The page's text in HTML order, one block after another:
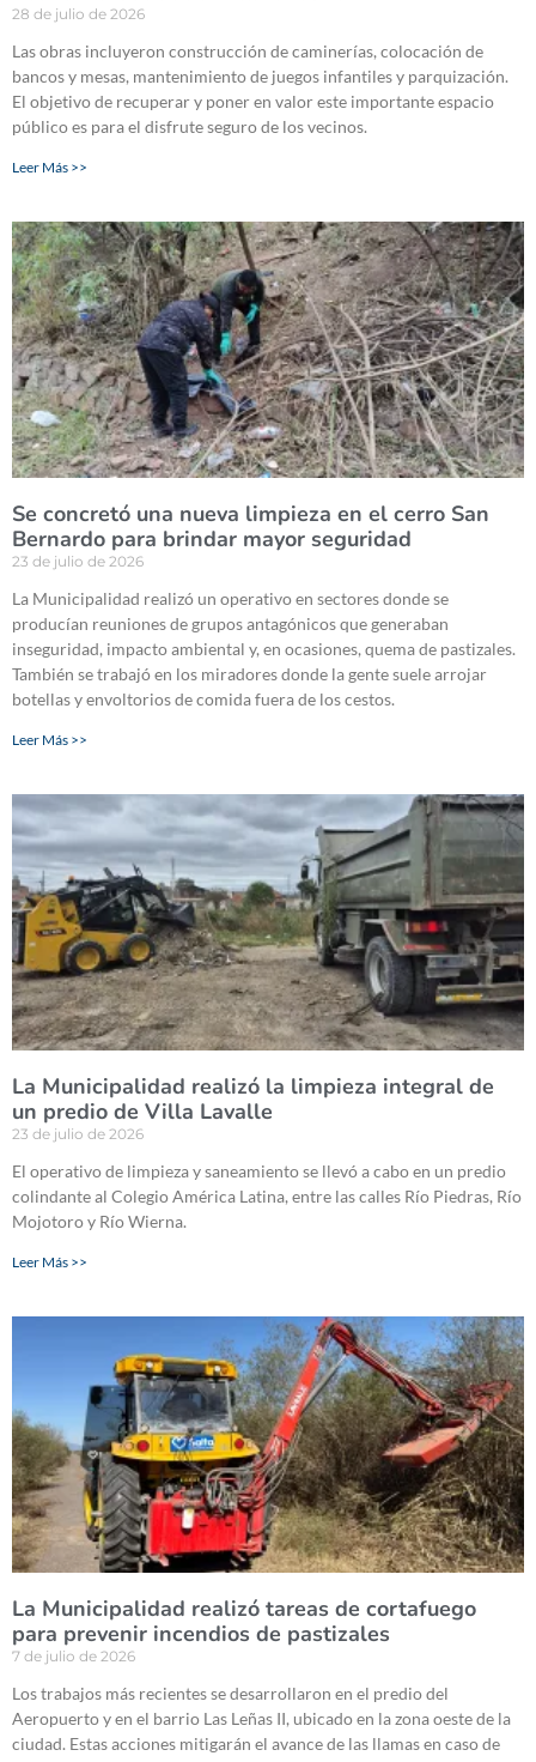
28 de julio de 2026
Las obras incluyeron construcción de caminerías, colocación de
bancos y mesas, mantenimiento de juegos infantiles y parquización.
El objetivo de recuperar y poner en valor este importante espacio
público es para el disfrute seguro de los vecinos.
Leer Más >>
Se concretó una nueva limpieza en el cerro San
Bernardo para brindar mayor seguridad
23 de julio de 2026
La Municipalidad realizó un operativo en sectores donde se
producían reuniones de grupos antagónicos que generaban
inseguridad, impacto ambiental y, en ocasiones, quema de pastizales.
También se trabajó en los miradores donde la gente suele arrojar
botellas y envoltorios de comida fuera de los cestos.
Leer Más >>
La Municipalidad realizó la limpieza integral de
un predio de Villa Lavalle
23 de julio de 2026
El operativo de limpieza y saneamiento se llevó a cabo en un predio
colindante al Colegio América Latina, entre las calles Río Piedras, Río
Mojotoro y Río Wierna.
Leer Más >>
La Municipalidad realizó tareas de cortafuego
para prevenir incendios de pastizales
7 de julio de 2026
Los trabajos más recientes se desarrollaron en el predio del
Aeropuerto y en el barrio Las Leñas II, ubicado en la zona oeste de la
ciudad. Estas acciones mitigarán el avance de las llamas en caso de